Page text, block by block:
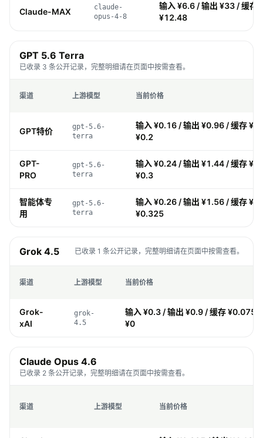
Claude-MAX
claude-
opus-4-8
输入 ¥6.6 / 输出 ¥33 / 缓存
¥12.48
GPT 5.6 Terra
已收录 3 条公开记录，完整明细请在页面中按需查看。
渠道 上游模型 当前价格
GPT特价
gpt-5.6-
terra
输入 ¥0.16 / 输出 ¥0.96 / 缓存
¥0.2
GPT-
PRO
gpt-5.6-
terra
输入 ¥0.24 / 输出 ¥1.44 / 缓存
¥0.3
智能体专
用
gpt-5.6-
terra
输入 ¥0.26 / 输出 ¥1.56 / 缓存
¥0.325
Grok 4.5 已收录 1 条公开记录，完整明细请在页面中按需查看。
渠道 上游模型 当前价格
Grok-
xAI
grok-
4.5
输入 ¥0.3 / 输出 ¥0.9 / 缓存 ¥0.075 /
¥0
Claude Opus 4.6
已收录 2 条公开记录，完整明细请在页面中按需查看。
渠道 上游模型 当前价格